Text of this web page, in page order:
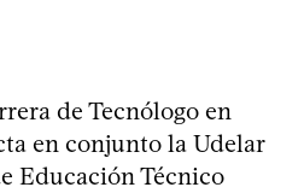
de Tecnólogo en
en conjunto la Udelar
Educación Técnico